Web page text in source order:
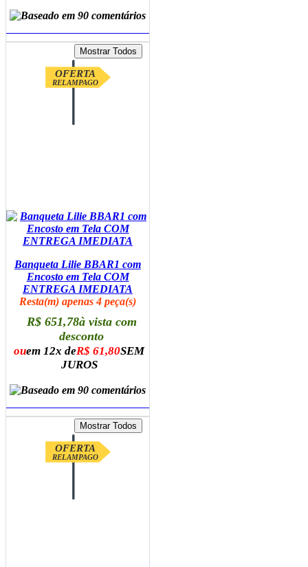
OFERTA
RELAMPAGO
Banqueta Lilie BBAR1 com
Encosto em Tela COM
ENTREGA IMEDIATA
Resta(m) apenas 4 peça(s)
R$ 651,78à vista com
desconto
ouem 12x deR$ 61,80SEM
JUROS
OFERTA
RELAMPAGO